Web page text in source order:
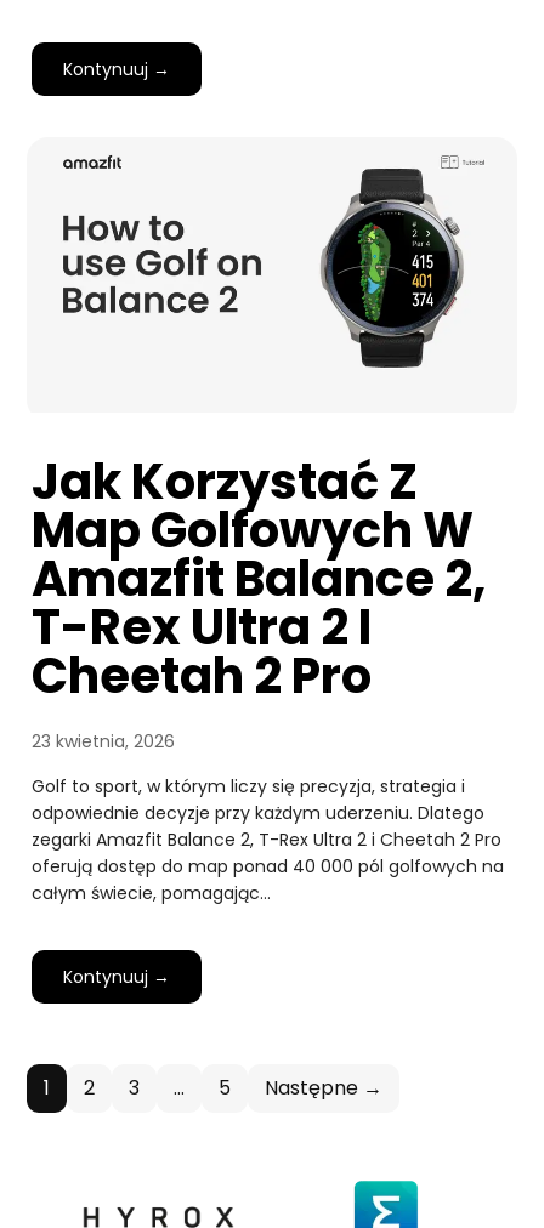
Kontynuuj →
Jak Korzystać Z
Map Golfowych W
Amazfit Balance 2,
T-Rex Ultra 2 I
Cheetah 2 Pro
23 kwietnia, 2026
Golf to sport, w którym liczy się precyzja, strategia i
odpowiednie decyzje przy każdym uderzeniu. Dlatego
zegarki Amazfit Balance 2, T-Rex Ultra 2 i Cheetah 2 Pro
oferują dostęp do map ponad 40 000 pól golfowych na
całym świecie, pomagając…
Kontynuuj →
1 2 3 … 5 Następne →